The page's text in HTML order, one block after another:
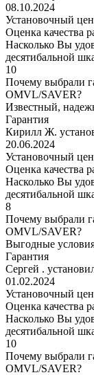
08.10.2024
Установочный
Оценка качества
Насколько Вы
десятибальной
10
Почему выбрали
OMVL/SAVER?
Известный,
Гарантия
Кирилл Ж.
20.06.2024
Установочный
Оценка качества
Насколько Вы
десятибальной
8
Почему выбрали
OMVL/SAVER?
Выгодные
Гарантия
Сергей .
01.02.2024
Установочный
Оценка качества
Насколько Вы
десятибальной
10
Почему выбрали
OMVL/SAVER?